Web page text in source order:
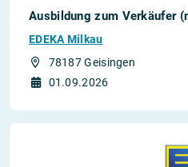
Ausbildung zum Verkäufer
EDEKA Milkau
78187 Geisingen
01.09.2026